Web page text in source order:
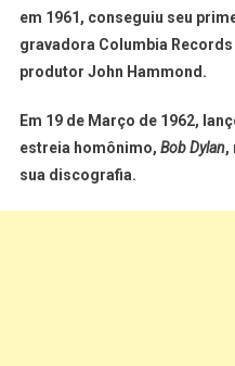
em 1961, conseguiu seu
gravadora Columbia
produtor John Hammond.
Em 19 de Março de 1962,
estreia homônimo, Bob Dylan,
sua discografia.